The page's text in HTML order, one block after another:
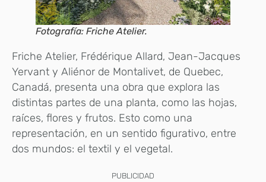
Fotografía: Friche Atelier.
Friche Atelier, Frédérique Allard, Jean-Jacques
Yervant y Aliénor de Montalivet, de Quebec,
Canadá, presenta una obra que explora las
distintas partes de una planta, como las hojas,
raíces, flores y frutos. Esto como una
representación, en un sentido figurativo, entre
dos mundos: el textil y el vegetal.
PUBLICIDAD